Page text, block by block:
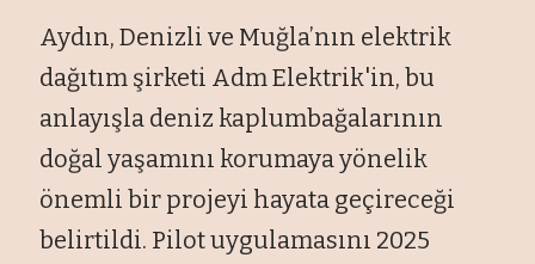
Aydın, Denizli ve Muğla’nın elektrik
dağıtım şirketi Adm Elektrik'in, bu
anlayışla deniz kaplumbağalarının
doğal yaşamını korumaya yönelik
önemli bir projeyi hayata geçireceği
belirtildi. Pilot uygulamasını 2025